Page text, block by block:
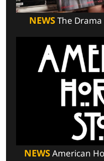
NEWSThe Drama
NEWSAmerican